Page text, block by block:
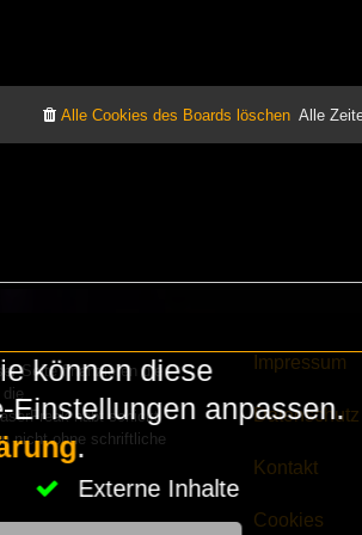
Alle
Alle Cookies des Boards löschen
Seite finanzieren die
habt schickt
nicht ohne schriftliche
Impressum
Datenschutz
Kontakt
Cookies
können diese
Einstellungen anpassen.
.
Externe Inhalte